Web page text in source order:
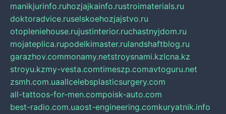
manikjurinfo.ruhozjajkainfo.rustroimaterials.ru
doktoradvice.ruselskoehozjajstvo.ru
otopleniehouse.rujustinterior.ruchastnyjdom.ru
mojateplica.rupodelkimaster.rulandshaftblog.ru
garazhov.commonamy.netstroysnami.kzlcna.kz
stroyu.kzmy-vesta.comtimeszp.comavtoguru.net
zsmh.com.uaallcelebsplasticsurgery.com
all-tattoos-for-men.compoisk-auto.com
best-radio.com.uaost-engineering.comkuryatnik.info